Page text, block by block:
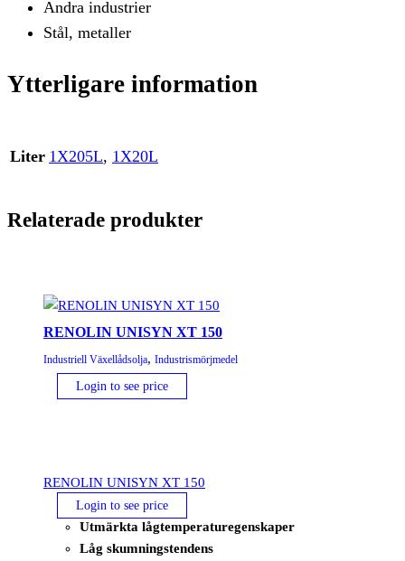
Andra industrier
Stål, metaller
Ytterligare information
Liter 1X205L, 1X20L
Relaterade produkter
RENOLIN UNISYN XT 150
Industriell Växellådsolja, Industrismörjmedel
Login to see price
RENOLIN UNISYN XT 150
Login to see price
Utmärkta lågtemperaturegenskaper
Låg skumningstendens